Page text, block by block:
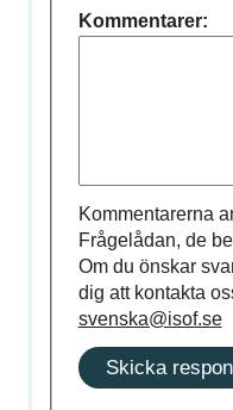
Kommentarer:
Kommentarerna
Frågelådan, de
Om du önskar
dig att kontakta
svenska@isof.se
Skicka